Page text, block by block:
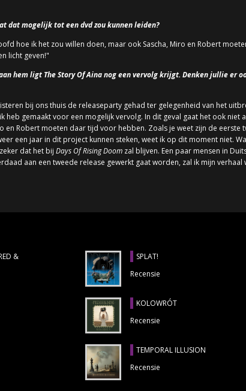
dat mogelijk tot een dvd zou kunnen leiden?
hoe ik het zou willen doen, maar ook Sascha, Miro en Robert
licht geven!"
hem ligt The Story Of Aina nog een vervolg krijgt. Denken jullie er
bij ons thuis de releaseparty gehad ter gelegenheid van het
heb gemaakt voor een mogelijk vervolg. In dit geval gaat het ook niet
en Robert moeten daar tijd voor hebben. Zoals je weet zijn de
een jaar in dit project kunnen steken, weet ik op dit moment niet.
dat het bij Days Of Rising Doom zal blijven. Een paar mensen in
aan een tweede release gewerkt gaat worden, zal ik mijn
&
SPLAT!
Recensie
KOLOWRÓT
Recensie
TEMPORAL ILLUSION
Recensie